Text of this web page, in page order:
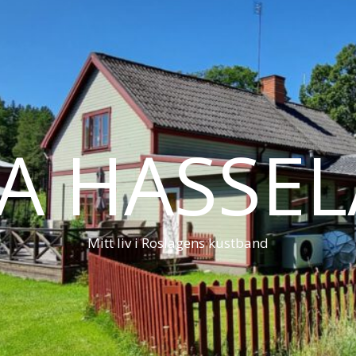
Mitt liv i Roslagens kustband